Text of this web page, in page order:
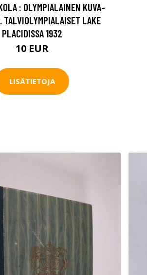
: OLYMPIALAINEN KUVA-
TALVIOLYMPIALAISET LAKE
PLACIDISSA 1932
10 EUR
LISÄTIETOJA